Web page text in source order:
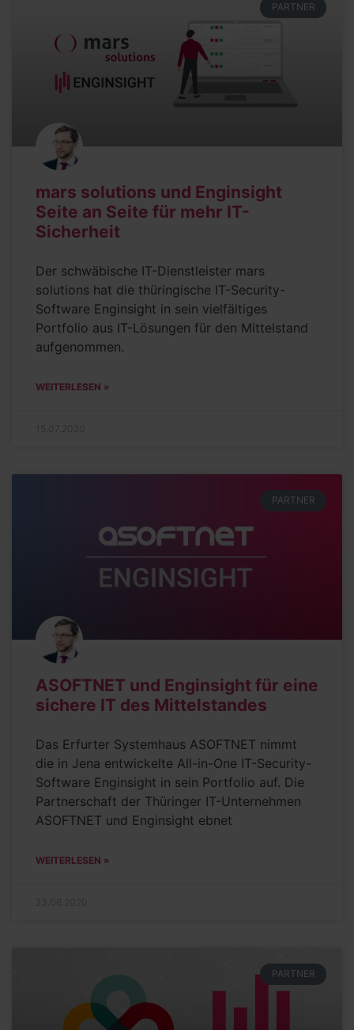
PARTNER
mars solutions und Enginsight
Seite an Seite für mehr IT-
Sicherheit
Der schwäbische IT-Dienstleister mars
solutions hat die thüringische IT-Security-
Software Enginsight in sein vielfältiges
Portfolio aus IT-Lösungen für den Mittelstand
aufgenommen.
WEITERLESEN »
PARTNER
ASOFTNET und Enginsight für eine
sichere IT des Mittelstandes
Das Erfurter Systemhaus ASOFTNET nimmt
die in Jena entwickelte All-in-One IT-Security-
Software Enginsight in sein Portfolio auf. Die
Partnerschaft der Thüringer IT-Unternehmen
ASOFTNET und Enginsight ebnet
WEITERLESEN »
PARTNER